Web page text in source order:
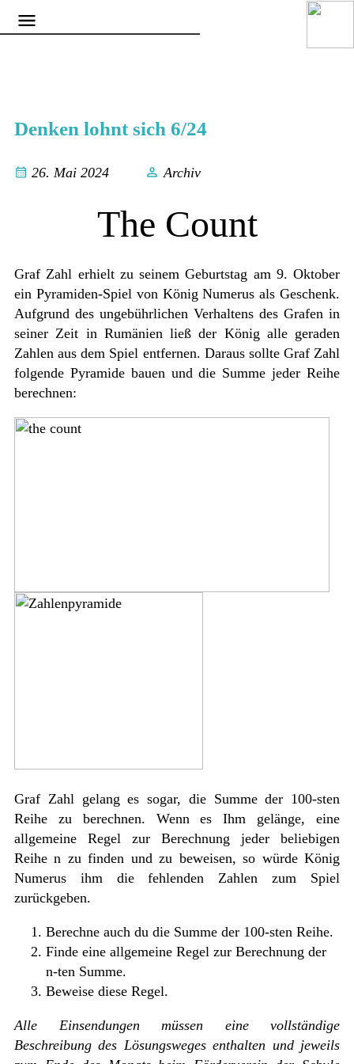
Denken lohnt sich 6/24
26. Mai 2024 Archiv
The Count
Graf Zahl erhielt zu seinem Geburtstag am 9. Oktober
ein Pyramiden-Spiel von König Numerus als Geschenk.
Aufgrund des ungebührlichen Verhaltens des Grafen in
seiner Zeit in Rumänien ließ der König alle geraden
Zahlen aus dem Spiel entfernen. Daraus sollte Graf Zahl
folgende Pyramide bauen und die Summe jeder Reihe
berechnen:
Graf Zahl gelang es sogar, die Summe der 100-sten
Reihe zu berechnen. Wenn es Ihm gelänge, eine
allgemeine Regel zur Berechnung jeder beliebigen
Reihe n zu finden und zu beweisen, so würde König
Numerus ihm die fehlenden Zahlen zum Spiel
zurückgeben.
Berechne auch du die Summe der 100-sten Reihe.
Finde eine allgemeine Regel zur Berechnung der
n-ten Summe.
Beweise diese Regel.
Alle Einsendungen müssen eine vollständige
Beschreibung des Lösungsweges enthalten und jeweils